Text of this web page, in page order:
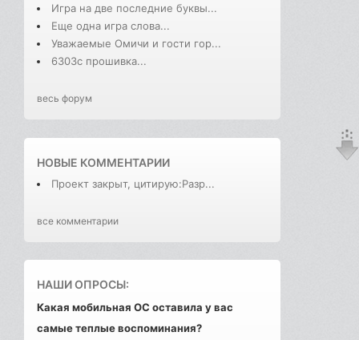
Игра на две последние буквы...
Еще одна игра слова...
Уважаемые Омичи и гости гор...
6303с прошивка...
весь форум
НОВЫЕ КОММЕНТАРИИ
Проект закрыт, цитирую:Разр...
все комментарии
НАШИ ОПРОСЫ:
Какая мобильная ОС оставила у вас
самые теплые воспоминания?